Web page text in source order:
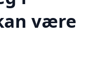
være